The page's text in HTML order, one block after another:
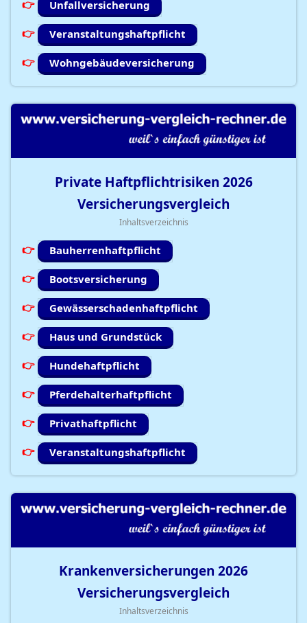
Unfallversicherung
Veranstaltungshaftpflicht
Wohngebäudeversicherung
Private Haftpflichtrisiken 2026
Versicherungsvergleich
Inhaltsverzeichnis
Bauherrenhaftpflicht
Bootsversicherung
Gewässerschadenhaftpflicht
Haus und Grundstück
Hundehaftpflicht
Pferdehalterhaftpflicht
Privathaftpflicht
Veranstaltungshaftpflicht
Krankenversicherungen 2026
Versicherungsvergleich
Inhaltsverzeichnis